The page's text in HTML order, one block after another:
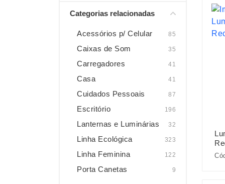
Brinquedos
Caixas de Som
Cooler
Categorias relacionadas
Acessórios p/ Celular 85
Caixas de Som 35
Carregadores 41
Casa 41
Cuidados Pessoais 87
Escritório 196
Lanternas e Luminárias 32
Linha Ecológica 323
Linha Feminina 122
Porta Canetas 9